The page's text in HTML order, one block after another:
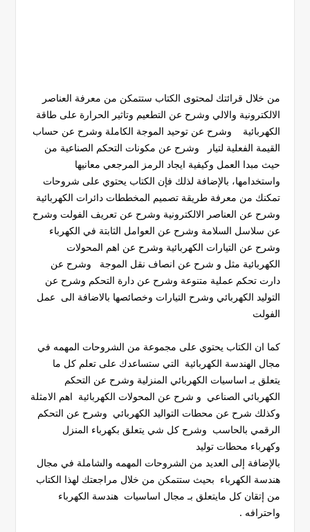
من خلال قرائتك لمحتوى الكتاب ستتمكن من معرفة العناصر
الالكترونية والالي وشرح عن التطعيم وتاثير الحرارة على طاقة
الكهربائية وشرح عن توحيد الموجة الكاملة وشرح عن حساب
القيمة الفعلية لتيار وشرح عن مكونات التحكم الصناعية من
حيث مبدا العمل وكيفية ايجاد الرمز المرجعي معانيها
واستخدامها، بالإضافة لذلك فإن الكتاب يحتوي على شروحات
تمكنك من معرفة طريقة تصميم المخططات دائرات الكهربائية
وشرح عن العناصر الالكترونية وشرح عن تعريف الفولت وشرح
عن سلاسل السلامة وشرح عن العوامل الثابتة في الكهرباء
وشرح عن التيارات الكهربائية وشرح عن اهم المحولات
الكهربائية مثل و شرح عن انصاف نقل الموجة وشرح عن
دارت تحكم عملية متنوعة وشرح عن دارة التحكم وشرح عن
التوليد الكهربائي وشرح التيارات وخصائصها بالاضافة الى عمل
الفولت
كما ان الكتاب يحتوي على مجموعة من الشروحات المهمه في
مجال الهندسة الكهربائية التي ستساعدك على تعلم كل ما
يتعلق بـ اساسيات الكهربائي المنزلية وشرح عن التحكم
الكهربائي الصناعي و شرح عن المحولات الكهربائية اهم الامثلة
وكذلك شرح عن محطات التواليد الكهربائي وشرح عن التحكم
الرقمي بالحاسب وشرح كل شي يتعلق بكهرباء المنزل
وكهرباء محطات توليد
بالإضافة إلى العديد من الشروحات المهمه والشاملة في مجال
هندسة الكهرباء بحيث ستتمكن من خلال مراجعتك لهذا الكتاب
من إتقان كل مايتعلق بـ مجال اساسيات هندسة الكهرباء
واحترافه .